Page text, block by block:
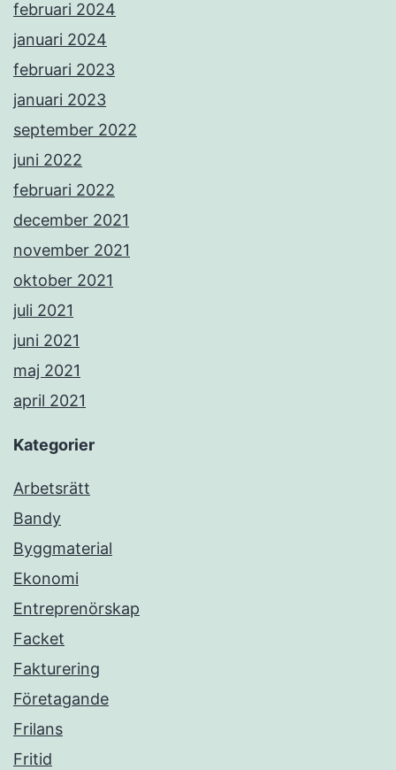
februari 2024
januari 2024
februari 2023
januari 2023
september 2022
juni 2022
februari 2022
december 2021
november 2021
oktober 2021
juli 2021
juni 2021
maj 2021
april 2021
Kategorier
Arbetsrätt
Bandy
Byggmaterial
Ekonomi
Entreprenörskap
Facket
Fakturering
Företagande
Frilans
Fritid